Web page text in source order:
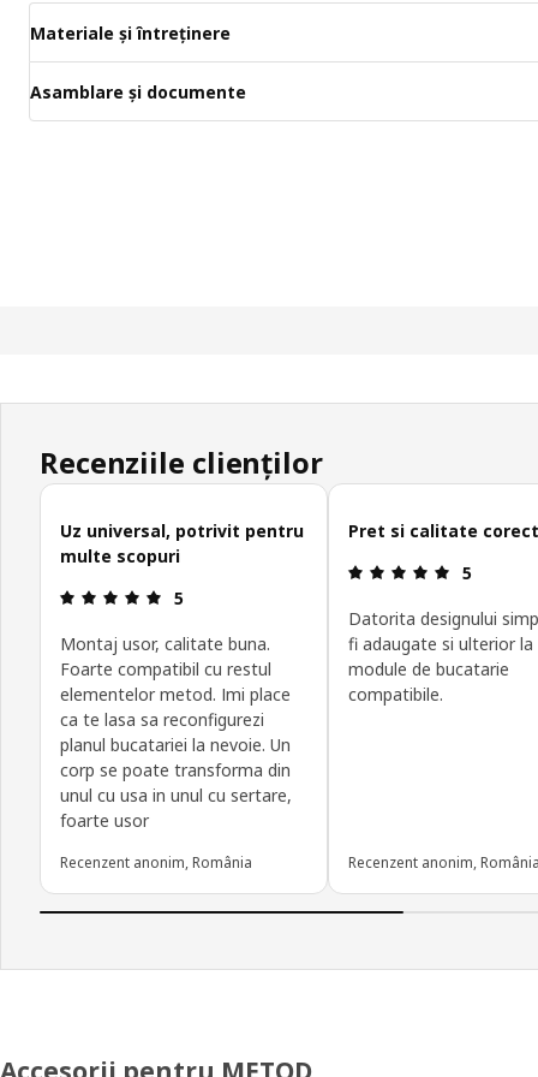
Materiale și întreținere
Asamblare și documente
Recenziile clienților
Omite recenziile clienților
Uz universal, potrivit pentru
multe scopuri
Prezentare generală: 5 din 5 stele
5
Montaj usor, calitate buna.
Foarte compatibil cu restul
elementelor metod. Imi place
ca te lasa sa reconfigurezi
planul bucatariei la nevoie. Un
corp se poate transforma din
unul cu usa in unul cu sertare,
foarte usor
Recenzent anonim, România
Pret si calitate
5
Datorita designului
fi adaugate si ulterior la
module de bucatarie
compatibile.
Recenzent anonim, România